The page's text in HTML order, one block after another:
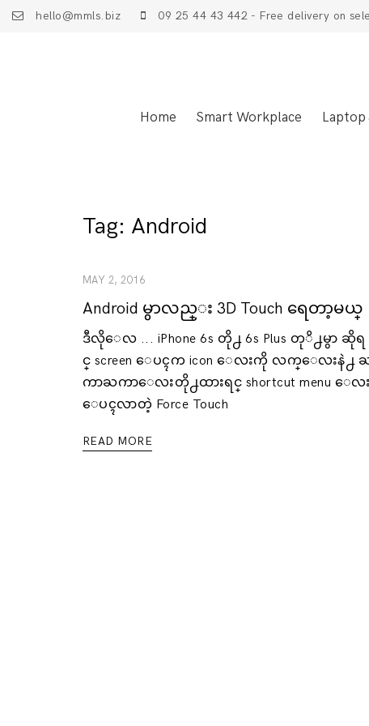
hello@mmls.biz 09 25 44 43 442 - Free delivery on
Home Smart Workplace Laptop
Tag: Android
MAY 2, 2016
Android မွာလည္း 3D Touch ရေတာ့မယ္
ဒီလိုေလ ... iPhone 6s တို႕ 6s Plus တုိ႕မွာ ဆိုရ
င္ screen ေပၚက icon ေလးကို လက္ေလးနဲ႕
ကာႀကာေလးတို႕ထားရင္ shortcut menu ေလး
ေပၚလာတဲ့ Force Touch
READ MORE